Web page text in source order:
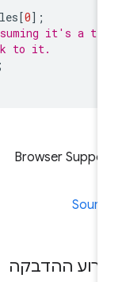
.files [
assuming it's a
to it.
());
Browser
ההדבקה